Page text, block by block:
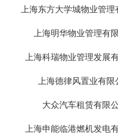
上海东方大学城物业管理
上海明华物业管理有
上海科瑞物业管理发展
上海德律风置业有限
大众汽车租赁有限
上海申能临港燃机发电